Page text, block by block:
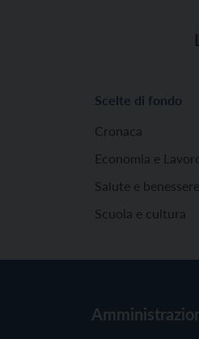
Scelte di fondo
Cronaca
Economia e
Salute e benessere
Scuola e cultura